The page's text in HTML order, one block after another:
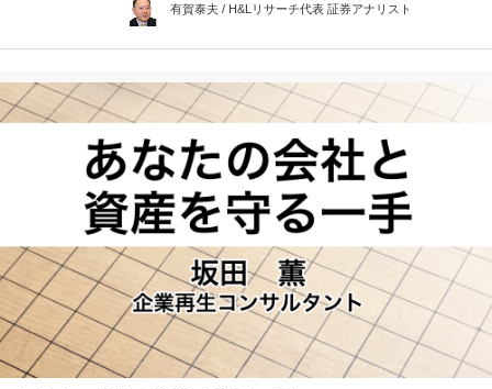
有賀泰夫 / H&Lリサーチ代表 証券アナリスト